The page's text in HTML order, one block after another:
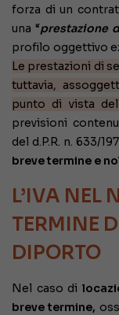
forza di un
una “prestazione
profilo oggettivo ex
Le prestazioni di
tuttavia,
punto di vista
previsioni
del d.P.R. n. 633/
breve termine e
L’IVA NEL
TERMINE
DIPORTO
Nel caso di
breve termine,